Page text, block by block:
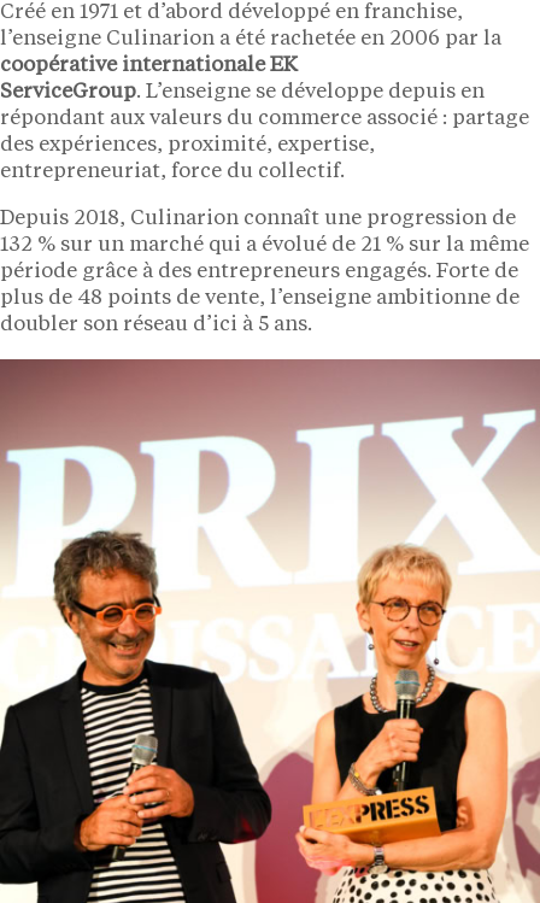
Créé en 1971 et d’abord développé en franchise,
l’enseigne Culinarion a été rachetée en 2006 par la
coopérative internationale EK
ServiceGroup. L’enseigne se développe depuis en
répondant aux valeurs du commerce associé : partage
des expériences, proximité, expertise,
entrepreneuriat, force du collectif.
Depuis 2018, Culinarion connaît une progression de
132 % sur un marché qui a évolué de 21 % sur la même
période grâce à des entrepreneurs engagés. Forte de
plus de 48 points de vente, l’enseigne ambitionne de
doubler son réseau d’ici à 5 ans.